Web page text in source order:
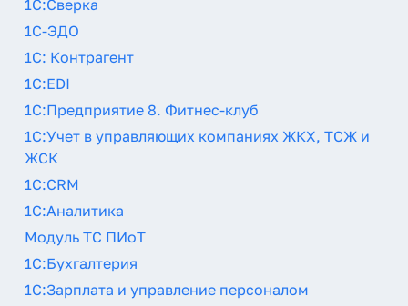
1С:Сверка
1С-ЭДО
1С: Контрагент
1С:EDI
1С:Предприятие 8. Фитнес-клуб
1С:Учет в управляющих компаниях ЖКХ, ТСЖ и
ЖСК
1С:CRM
1С:Аналитика
Модуль ТС ПИоТ
1С:Бухгалтерия
1С:Зарплата и управление персоналом